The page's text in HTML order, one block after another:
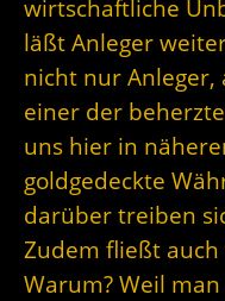
wirtschaftliche
läßt Anleger
nicht nur Anleger,
einer der
uns hier in
goldgedeckte
darüber treiben
Zudem fließt auch
Warum? Weil